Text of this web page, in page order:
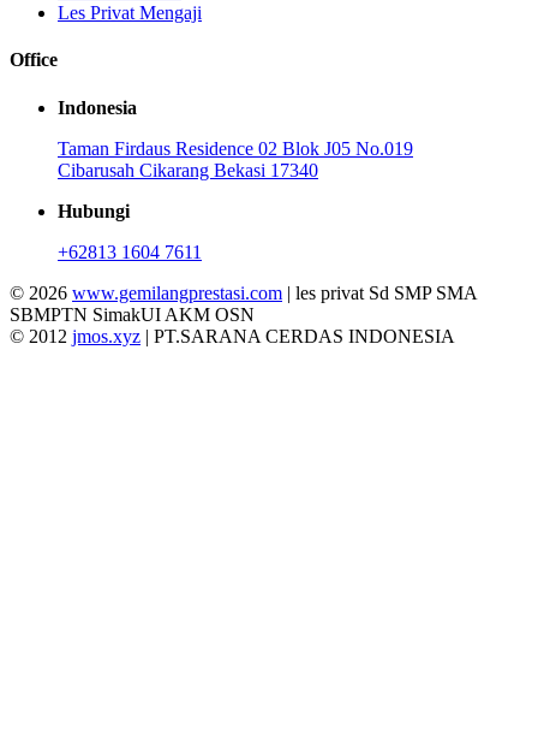
Les Privat Mengaji
Office
Indonesia
Taman Firdaus Residence 02 Blok J05 No.019
Cibarusah Cikarang Bekasi 17340
Hubungi
+62813 1604 7611
© 2026 www.gemilangprestasi.com | les privat Sd SMP SMA
SBMPTN SimakUI AKM OSN
© 2012 jmos.xyz | PT.SARANA CERDAS INDONESIA